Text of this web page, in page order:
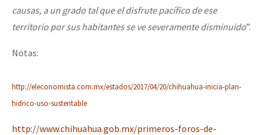
causas, a un grado tal que el disfrute pacífico de ese
territorio por sus habitantes se ve severamente disminuido”.
Notas:
http://eleconomista.com.mx/estados/2017/04/20/chihuahua-inicia-plan-
hidrico-uso-sustentable
http://www.chihuahua.gob.mx/primeros-foros-de-